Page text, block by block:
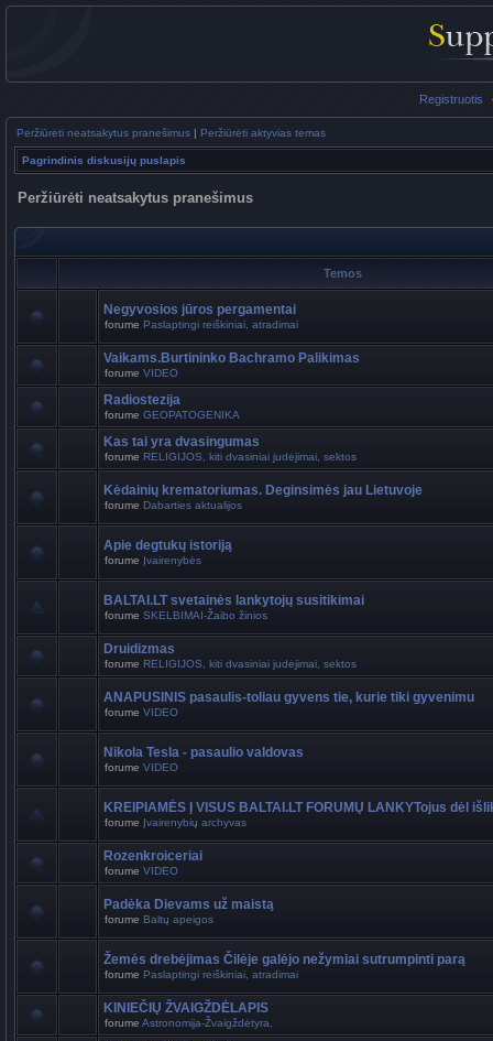
Registruotis
Peržiūrėti neatsakytus pranešimus | Peržiūrėti aktyvias temas
Pagrindinis diskusijų puslapis
Peržiūrėti neatsakytus pranešimus
Temos
Negyvosios jūros pergamentai
forume Paslaptingi reiškiniai, atradimai
Vaikams.Burtininko Bachramo Palikimas
forume VIDEO
Radiostezija
forume GEOPATOGENIKA
Kas tai yra dvasingumas
forume RELIGIJOS, kiti dvasiniai judėjimai, sektos
Kėdainių krematoriumas. Deginsimės jau Lietuvoje
forume Dabarties aktualijos
Apie degtukų istoriją
forume Įvairenybės
BALTAI.LT svetainės lankytojų susitikimai
forume SKELBIMAI-Žaibo žinios
Druidizmas
forume RELIGIJOS, kiti dvasiniai judėjimai, sektos
ANAPUSINIS pasaulis-toliau gyvens tie, kurie tiki gyvenimu
forume VIDEO
Nikola Tesla - pasaulio valdovas
forume VIDEO
KREIPIAMĖS Į VISUS BALTAI.LT FORUMŲ LANKYTojus dėl
forume Įvairenybių archyvas
Rozenkroiceriai
forume VIDEO
Padėka Dievams už maistą
forume Baltų apeigos
Žemės drebėjimas Čilėje galėjo nežymiai sutrumpinti parą
forume Paslaptingi reiškiniai, atradimai
KINIEČIŲ ŽVAIGŽDĖLAPIS
forume Astronomija-Žvaigždėtyra,